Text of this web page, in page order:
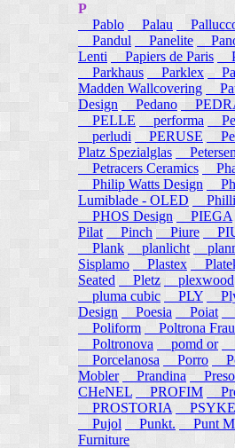
P
Pablo
Palau
Pandul
Panelite
Lenti
Papiers de Paris
Parkhaus
Parklex
Madden Wallcovering
Design
Pedano
PELLE
performa
perludi
PERUSE
Platz Spezialglas
Petracers Ceramics
Philip Watts Design
Lumiblade - OLED
PHOS Design
PIEGA
Pilat
Pinch Piure
Plank
planlicht
Sisplamo
Plastex
Seated
Pletz plexwood
pluma cubic
PLY
Design
Poesia Poiat
Poliform
Poltrona Frau
Poltronova
pomd or
Porcelanosa
Porro
Mobler
Prandina
CHeNEL
PROFIM
PROSTORIA
Pujol
Punkt. Punt
Furniture